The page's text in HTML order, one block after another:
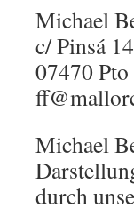
Michael
c/ Pinsá 14
07470
Michael
durch